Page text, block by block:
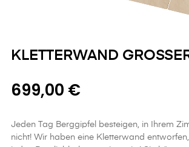
KLETTERWAND
699,00 €
Jeden Tag Berggipfel besteigen, in Ihrem
nicht! Wir haben eine Kletterwand